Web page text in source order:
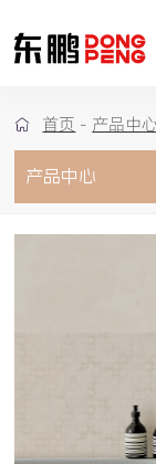
首页 - 产品中
产品中心